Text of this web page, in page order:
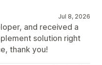
Jul 8, 2026
and received a
solution right
thank you!